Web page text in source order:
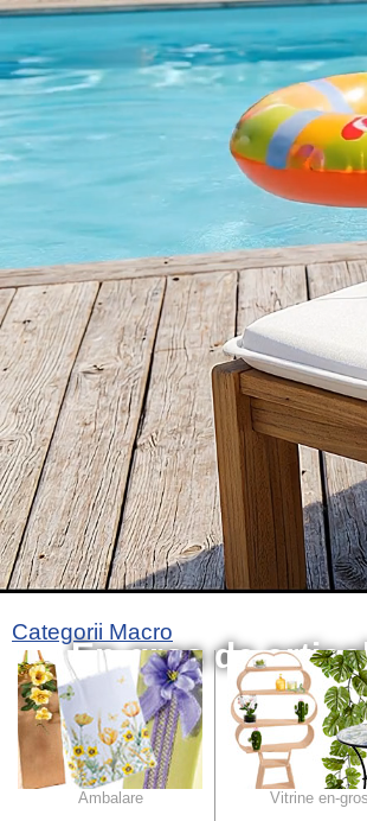
En-gros de
Categorii Macro
Ambalare Vitrine en-gros